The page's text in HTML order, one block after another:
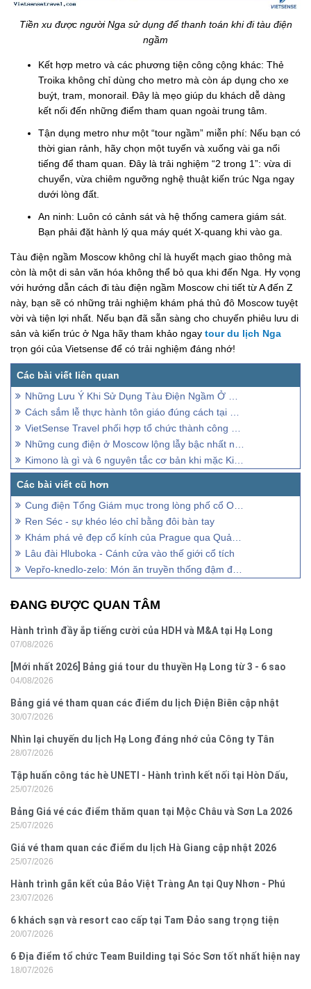
Tiền xu được người Nga sử dụng để thanh toán khi đi tàu điện
ngầm
Kết hợp metro và các phương tiện công cộng khác: Thẻ
Troika không chỉ dùng cho metro mà còn áp dụng cho xe
buýt, tram, monorail. Đây là mẹo giúp du khách dễ dàng
kết nối đến những điểm tham quan ngoài trung tâm.
Tận dụng metro như một “tour ngầm” miễn phí: Nếu bạn có
thời gian rảnh, hãy chọn một tuyến và xuống vài ga nổi
tiếng để tham quan. Đây là trải nghiệm “2 trong 1”: vừa di
chuyển, vừa chiêm ngưỡng nghệ thuật kiến trúc Nga ngay
dưới lòng đất.
An ninh: Luôn có cảnh sát và hệ thống camera giám sát.
Bạn phải đặt hành lý qua máy quét X-quang khi vào ga.
Tàu điện ngầm Moscow không chỉ là huyết mạch giao thông mà
còn là một di sản văn hóa không thể bỏ qua khi đến Nga. Hy vọng
với hướng dẫn cách đi tàu điện ngầm Moscow chi tiết từ A đến Z
này, bạn sẽ có những trải nghiệm khám phá thủ đô Moscow tuyệt
vời và tiện lợi nhất. Nếu bạn đã sẵn sàng cho chuyến phiêu lưu di
sản và kiến trúc ở Nga hãy tham khảo ngay tour du lịch Nga
trọn gói của Vietsense để có trải nghiệm đáng nhớ!
Những Lưu Ý Khi Sử Dụng Tàu Điện Ngầm Ở Hàn Quốc
Cách sắm lễ thực hành tôn giáo đúng cách tại Chùa Tam Chúc
VietSense Travel phối hợp tổ chức thành công Hội nghị của Bộ Y tế về Đẩy mạnh triển khai bệnh án điện tử, hướng tới bệnh viện không sử dụng bệnh án giấy và không sử dụng tiền mặt thanh to
Những cung điện ở Moscow lộng lẫy bậc nhất nước Nga
Kimono là gì và 6 nguyên tắc cơ bản khi mặc Kimono
Cung điện Tổng Giám mục trong lòng phố cổ Olomouc
Ren Séc - sự khéo léo chỉ bằng đôi bàn tay
Khám phá vẻ đẹp cổ kính của Prague qua Quảng trường Phố cổ
Lâu đài Hluboka - Cánh cửa vào thế giới cổ tích
Vepřo-knedlo-zelo: Món ăn truyền thống đậm đà hương vị Séc
ĐANG ĐƯỢC QUAN TÂM
Hành trình đầy ắp tiếng cười của HDH và M&A tại Hạ Long
07/08/2026
[Mới nhất 2026] Bảng giá tour du thuyền Hạ Long từ 3 - 6 sao
04/08/2026
Bảng giá vé tham quan các điểm du lịch Điện Biên cập nhật
2026
30/07/2026
Nhìn lại chuyến du lịch Hạ Long đáng nhớ của Công ty Tân
Hưng 2026
28/07/2026
Tập huấn công tác hè UNETI - Hành trình kết nối tại Hòn Dấu,
Đồ Sơn
25/07/2026
Bảng Giá vé các điểm thăm quan tại Mộc Châu và Sơn La 2026
25/07/2026
Giá vé tham quan các điểm du lịch Hà Giang cập nhật 2026
25/07/2026
Hành trình gắn kết của Bảo Việt Tràng An tại Quy Nhơn - Phú
Yên
23/07/2026
6 khách sạn và resort cao cấp tại Tam Đảo sang trọng tiện
nghi
20/07/2026
6 Địa điểm tổ chức Team Building tại Sóc Sơn tốt nhất hiện nay
18/07/2026